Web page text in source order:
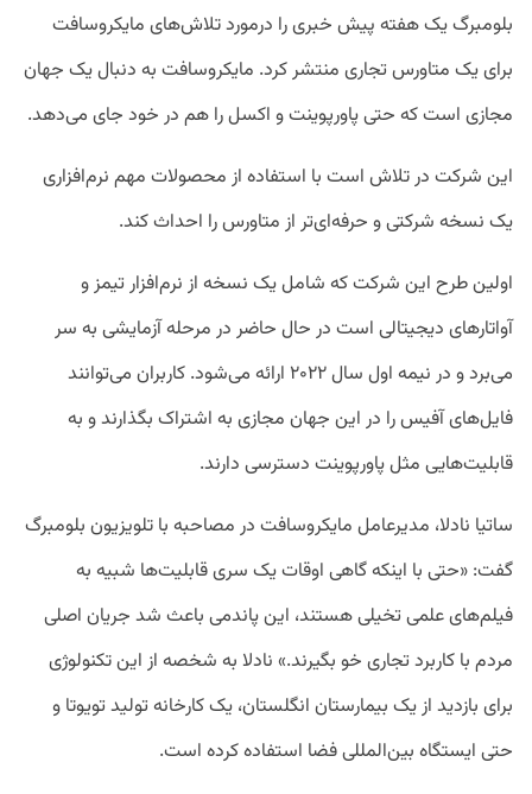
بلومبرگ یک هفته پیش خبری را درمورد تلاش‌های مایکروسافت
برای یک متاورس تجاری منتشر کرد. مایکروسافت به دنبال یک جهان
مجازی است که حتی پاورپوینت و اکسل را هم در خود جای می‌دهد.
این شرکت در تلاش است با استفاده از محصولات مهم نرم‌افزاری
یک نسخه شرکتی و حرفه‌ای‌تر از متاورس را احداث کند.
اولین طرح این شرکت که شامل یک نسخه از نرم‌افزار تیمز و
آواتارهای دیجیتالی است در حال حاضر در مرحله آزمایشی به سر
می‌برد و در نیمه اول سال ۲۰۲۲ ارائه می‌شود. کاربران می‌توانند
فایل‌های آفیس را در این جهان مجازی به اشتراک بگذارند و به
قابلیت‌هایی مثل پاورپوینت دسترسی دارند.
ساتیا نادلا، مدیرعامل مایکروسافت در مصاحبه با تلویزیون بلومبرگ
گفت: «حتی با اینکه گاهی اوقات یک سری قابلیت‌ها شبیه به
فیلم‌های علمی تخیلی هستند، این پاندمی باعث شد جریان اصلی
مردم با کاربرد تجاری خو بگیرند.» نادلا به شخصه از این تکنولوژی
برای بازدید از یک بیمارستان انگلستان، یک کارخانه تولید تویوتا و
حتی ایستگاه بین‌المللی فضا استفاده کرده است.